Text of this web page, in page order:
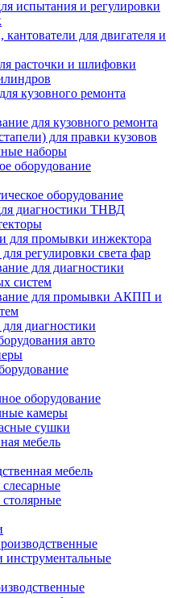
испытания и регулировки
кантователи для двигателя и
расточки и шлифовки
кузовного ремонта
для кузовного ремонта
для правки кузовов
наборы
оборудование
оборудование
диагностики ТНВД
для промывки инжектора
регулировки света фар
для диагностики
систем
для промывки АКПП и
диагностики
авто
оборудование
камеры
сушки
мебель
мебель
инструментальные